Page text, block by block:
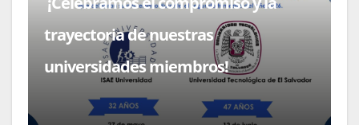
trayectoria de nuestras
universidades miembros!